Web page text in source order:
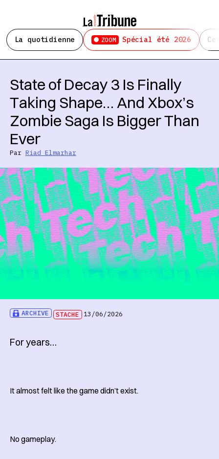
La quotidienne ZOOM Spécial été 2026
ARCHIVE STACHE 13/06/2026
State of Decay 3 Is Finally
Taking Shape… And Xbox’s
Zombie Saga Is Bigger Than
Ever
Par Riad Elmarhar
For years…
It almost felt like the game didn’t exist.
No gameplay.